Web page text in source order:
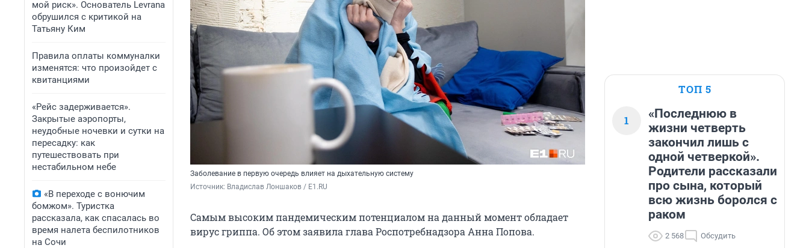
мой риск». Основатель Levrana
обрушился с критикой на
Татьяну Ким
Правила оплаты коммуналки
изменятся: что произойдет с
квитанциями
«Рейс задерживается».
Закрытые аэропорты,
неудобные ночевки и сутки на
пересадку: как
путешествовать при
нестабильном небе
«В переходе с вонючим
бомжом». Туристка
рассказала, как спасалась во
время налета беспилотников
на Сочи
Заболевание в первую очередь влияет на дыхательную систему
Источник: Владислав Лоншаков / E1.RU
Самым высоким пандемическим потенциалом на данный момент обладает
вирус гриппа. Об этом заявила глава Роспотребнадзора Анна Попова.
ТОП 5
1
«Последнюю в
жизни четверть
закончил лишь с
одной четверкой».
Родители рассказали
про сына, который
всю жизнь боролся с
раком
2 568 Обсудить